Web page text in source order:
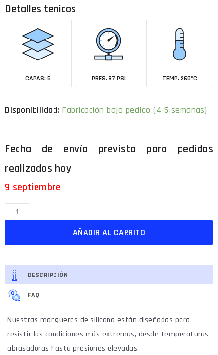
Detalles tenicos
CAPAS: 5 PRES. 87 PSI TEMP. 260ºC
Fabricación bajo pedido (4-5 semanas)
9 septiembre
AÑADIR AL CARRITO
DESCRIPCIÓN
FAQ
Nuestras mangueras de silicona están diseñadas para
resistir las condiciones más extremas, desde temperaturas
abrasadoras hasta presiones elevadas.